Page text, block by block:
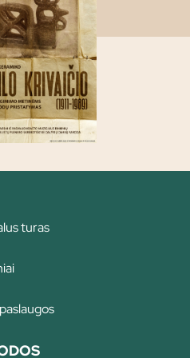
turas